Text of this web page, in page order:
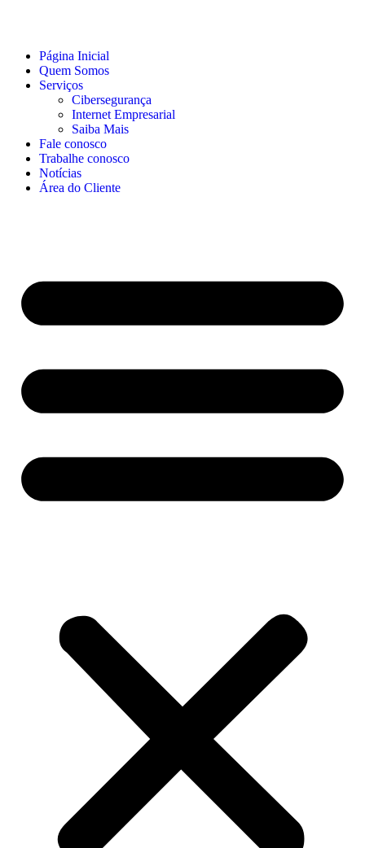
Página Inicial
Quem Somos
Serviços
Cibersegurança
Internet Empresarial
Saiba Mais
Fale conosco
Trabalhe conosco
Notícias
Área do Cliente